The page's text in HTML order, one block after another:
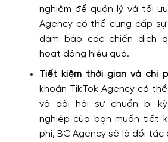
nghiệm để quản lý và tối
Agency có thể cung cấp
đảm bảo các chiến dịch
hoạt động hiệu quả.
Tiết kiệm thời gian và chi
khoản TikTok Agency có
và đòi hỏi sự chuẩn bị kỹ
nghiệp của bạn muốn tiết
phí, BC Agency sẽ là đối